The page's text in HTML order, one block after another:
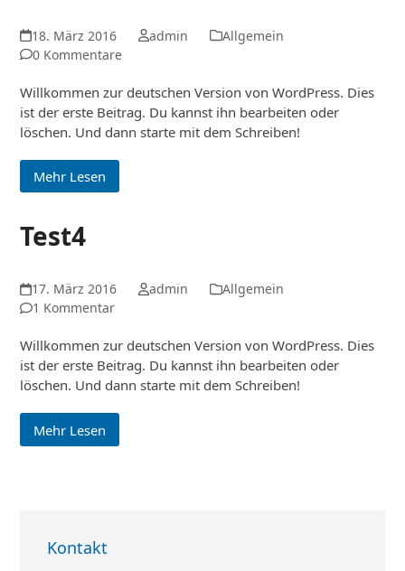
18. März 2016 admin
Allgemein
0 Kommentare
Willkommen zur deutschen Version von WordPress. Dies
ist der erste Beitrag. Du kannst ihn bearbeiten oder
löschen. Und dann starte mit dem Schreiben!
Mehr Lesen
Test4
17. März 2016 admin
Allgemein
1 Kommentar
Willkommen zur deutschen Version von WordPress. Dies
ist der erste Beitrag. Du kannst ihn bearbeiten oder
löschen. Und dann starte mit dem Schreiben!
Mehr Lesen
Kontakt